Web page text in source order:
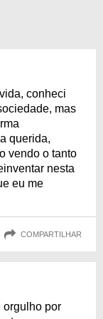
conheci
mas
querida,
vendo o tanto
nesta
eu me
COMPARTILHAR
orgulho por